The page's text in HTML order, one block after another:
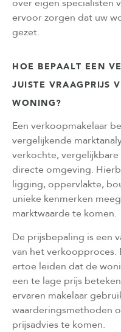
over eigen specialisten
ervoor zorgen dat uw
gezet.
HOE BEPAALT EEN
JUISTE VRAAGPRIJS
WONING?
Een verkoopmakelaar
vergelijkende
verkochte,
directe omgeving.
ligging, oppervlakte,
unieke kenmerken
marktwaarde te komen.
De prijsbepaling is een
van het verkoopproces.
ertoe leiden dat de
een te lage prijs
ervaren makelaar
waarderingsmethoden
prijsadvies te komen.